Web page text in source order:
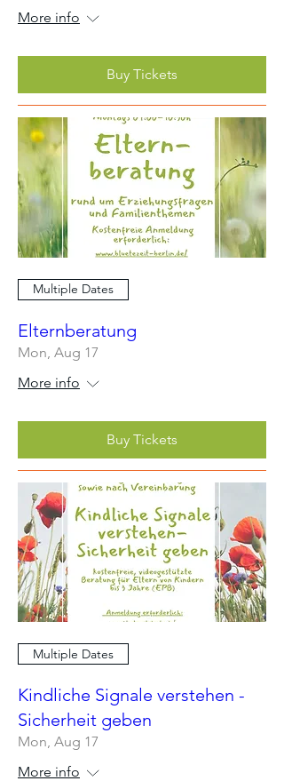
More info
Buy Tickets
Multiple Dates
Elternberatung
Mon, Aug 17
More info
Buy Tickets
Multiple Dates
Kindliche Signale verstehen -
Sicherheit geben
Mon, Aug 17
More info